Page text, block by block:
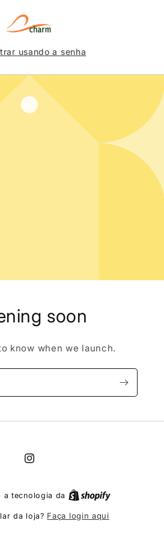
usando a senha
soon
know when we launch.
Instagram
a tecnologia da
da loja? Faça login aqui